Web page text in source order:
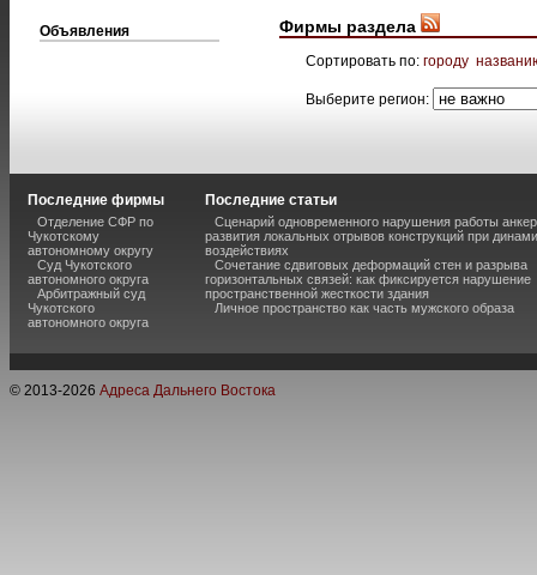
Объявления Фирмы раздела
Сортировать по: городу
Выберите регион:
Последние фирмы
Отделение СФР по
Чукотскому
автономному округу
Суд Чукотского
автономного округа
Арбитражный суд
Чукотского
автономного округа
Последние статьи
Сценарий одновременного нарушения работы
развития локальных отрывов конструкций при
воздействиях
Сочетание сдвиговых деформаций стен и разрыва
горизонтальных связей: как фиксируется нарушение
пространственной жесткости здания
Личное пространство как часть мужского образа
© 2013-2026 Адреса Дальнего Востока